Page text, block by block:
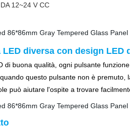
12~24 V CC
diversa con design LED
di buona qualità, ogni pulsante
questo pulsante non è
può aiutare l'ospite a trovare